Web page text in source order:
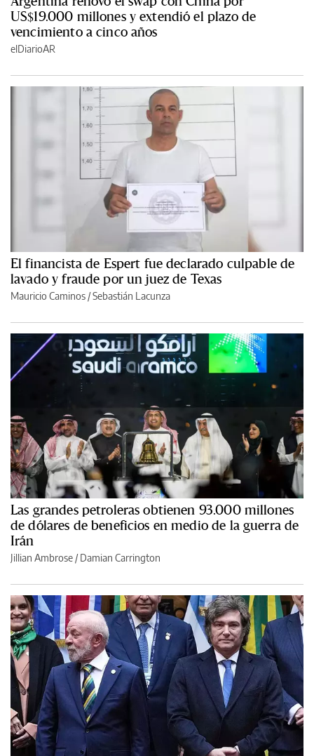
US$19.000 millones y extendió el plazo de
vencimiento a cinco años
elDiarioAR
El financista de Espert fue declarado culpable de
lavado y fraude por un juez de Texas
Mauricio Caminos /Sebastián Lacunza
Las grandes petroleras obtienen 93.000 millones
de dólares de beneficios en medio de la guerra de
Irán
Jillian Ambrose / Damian Carrington